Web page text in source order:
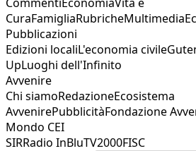
CuraFamigliaRubricheMultimedia
Pubblicazioni
Edizioni localiL'economia civile
UpLuoghi dell'Infinito
Avvenire
Chi siamoRedazioneEcosistema
AvvenirePubblicitàFondazione
Mondo CEI
SIRRadio InBluTV2000FISC